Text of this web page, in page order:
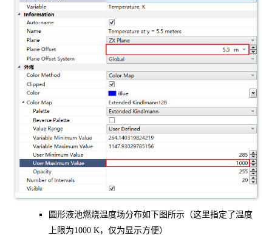
圆形液池燃烧温度场分布如下图所示（这里指定了温度
上限为1000 K，仅为显示方便）